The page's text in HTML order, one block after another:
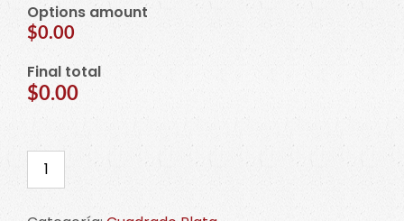
Options amount
$0.00
Final total
$0.00
Bases
para